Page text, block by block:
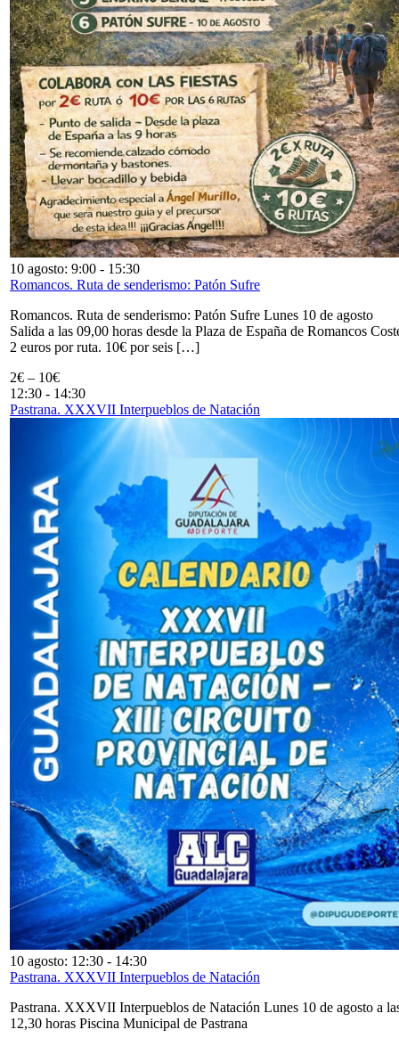
10 agosto: 9:00 - 15:30
Romancos. Ruta de senderismo: Patón Sufre
Romancos. Ruta de senderismo: Patón Sufre Lunes 10 de agosto
Salida a las 09,00 horas desde la Plaza de España de Romancos
2 euros por ruta. 10€ por seis […]
2€ – 10€
12:30 - 14:30
Pastrana. XXXVII Interpueblos de Natación
10 agosto: 12:30 - 14:30
Pastrana. XXXVII Interpueblos de Natación
Pastrana. XXXVII Interpueblos de Natación Lunes 10 de agosto a
12,30 horas Piscina Municipal de Pastrana